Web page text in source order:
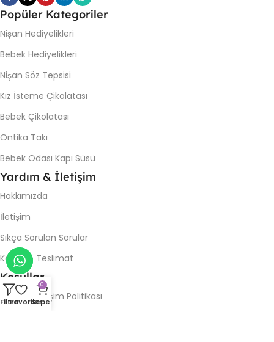
Popüler Kategoriler
Nişan Hediyelikleri
Bebek Hediyelikleri
Nişan Söz Tepsisi
Kız İsteme Çikolatası
Bebek Çikolatası
Ontika Takı
Bebek Odası Kapı Süsü
Yardım & İletişim
Hakkımızda
İletişim
Sıkça Sorulan Sorular
Kargo & Teslimat
Koşullar
İade & Değişim Politikası
FiltreFavoriler
0
Sepet